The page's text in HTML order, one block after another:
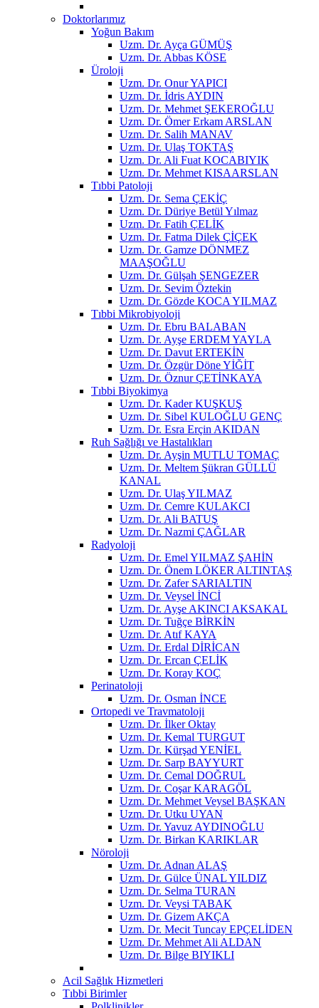
Doktorlarımız
Yoğun Bakım
Uzm. Dr. Ayça GÜMÜŞ
Uzm. Dr. Abbas KÖSE
Üroloji
Uzm. Dr. Onur YAPICI
Uzm. Dr. İdris AYDIN
Uzm. Dr. Mehmet ŞEKEROĞLU
Uzm. Dr. Ömer Erkam ARSLAN
Uzm. Dr. Salih MANAV
Uzm. Dr. Ulaş TOKTAŞ
Uzm. Dr. Ali Fuat KOCABIYIK
Uzm. Dr. Mehmet KISAARSLAN
Tıbbi Patoloji
Uzm. Dr. Sema ÇEKİÇ
Uzm. Dr. Düriye Betül Yılmaz
Uzm. Dr. Fatih ÇELİK
Uzm. Dr. Fatma Dilek ÇİÇEK
Uzm. Dr. Gamze DÖNMEZ
MAAŞOĞLU
Uzm. Dr. Gülşah ŞENGEZER
Uzm. Dr. Sevim Öztekin
Uzm. Dr. Gözde KOCA YILMAZ
Tıbbi Mikrobiyoloji
Uzm. Dr. Ebru BALABAN
Uzm. Dr. Ayşe ERDEM YAYLA
Uzm. Dr. Davut ERTEKİN
Uzm. Dr. Özgür Döne YİĞİT
Uzm. Dr. Öznur ÇETİNKAYA
Tıbbi Biyokimya
Uzm. Dr. Kader KUŞKUŞ
Uzm. Dr. Sibel KULOĞLU GENÇ
Uzm. Dr. Esra Erçin AKIDAN
Ruh Sağlığı ve Hastalıkları
Uzm. Dr. Ayşin MUTLU TOMAÇ
Uzm. Dr. Meltem Şükran GÜLLÜ
KANAL
Uzm. Dr. Ulaş YILMAZ
Uzm. Dr. Cemre KULAKCI
Uzm. Dr. Ali BATUŞ
Uzm. Dr. Nazmi ÇAĞLAR
Radyoloji
Uzm. Dr. Emel YILMAZ ŞAHİN
Uzm. Dr. Önem LÖKER ALTINTAŞ
Uzm. Dr. Zafer SARIALTIN
Uzm. Dr. Veysel İNCİ
Uzm. Dr. Ayşe AKINCI AKSAKAL
Uzm. Dr. Tuğçe BİRKİN
Uzm. Dr. Atıf KAYA
Uzm. Dr. Erdal DİRİCAN
Uzm. Dr. Ercan ÇELİK
Uzm. Dr. Koray KOÇ
Perinatoloji
Uzm. Dr. Osman İNCE
Ortopedi ve Travmatoloji
Uzm. Dr. İlker Oktay
Uzm. Dr. Kemal TURGUT
Uzm. Dr. Kürşad YENİEL
Uzm. Dr. Sarp BAYYURT
Uzm. Dr. Cemal DOĞRUL
Uzm. Dr. Coşar KARAGÖL
Uzm. Dr. Mehmet Veysel BAŞKAN
Uzm. Dr. Utku UYAN
Uzm. Dr. Yavuz AYDINOĞLU
Uzm. Dr. Birkan KARIKLAR
Nöroloji
Uzm. Dr. Adnan ALAŞ
Uzm. Dr. Gülce ÜNAL YILDIZ
Uzm. Dr. Selma TURAN
Uzm. Dr. Veysi TABAK
Uzm. Dr. Gizem AKÇA
Uzm. Dr. Mecit Tuncay EPÇELİDEN
Uzm. Dr. Mehmet Ali ALDAN
Uzm. Dr. Bilge BIYIKLI
Acil Sağlık Hizmetleri
Tıbbi Birimler